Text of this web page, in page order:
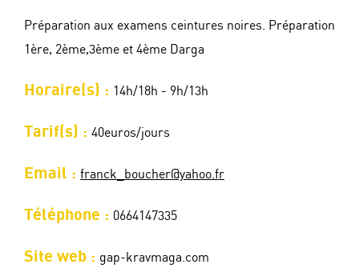
Préparation aux examens ceintures noires. Préparation
1ère, 2ème,3ème et 4ème Darga
Horaire(s) : 14h/18h - 9h/13h
Tarif(s) : 40euros/jours
Email : franck_boucher@yahoo.fr
Téléphone : 0664147335
Site web : gap-kravmaga.com